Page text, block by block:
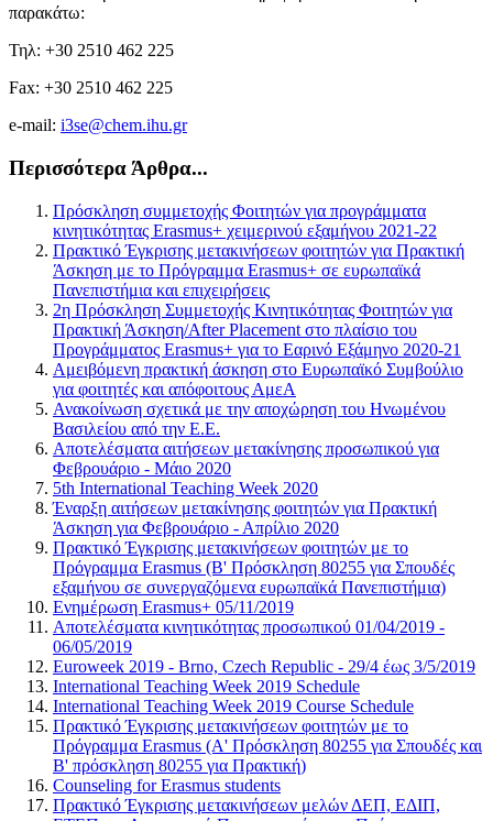
παρακάτω:
Τηλ: +30 2510 462 225
Fax: +30 2510 462 225
e-mail: i3se@chem.ihu.gr
Περισσότερα Άρθρα...
Πρόσκληση συμμετοχής Φοιτητών για προγράμματα
κινητικότητας Erasmus+ χειμερινού εξαμήνου 2021-22
Πρακτικό Έγκρισης μετακινήσεων φοιτητών για Πρακτική
Άσκηση με το Πρόγραμμα Erasmus+ σε ευρωπαϊκά
Πανεπιστήμια και επιχειρήσεις
2η Πρόσκληση Συμμετοχής Κινητικότητας Φοιτητών για
Πρακτική Άσκηση/After Placement στο πλαίσιο του
Προγράμματος Erasmus+ για το Εαρινό Εξάμηνο 2020-21
Αμειβόμενη πρακτική άσκηση στο Ευρωπαϊκό Συμβούλιο
για φοιτητές και απόφοιτους ΑμεΑ
Ανακοίνωση σχετικά με την αποχώρηση του Ηνωμένου
Βασιλείου από την Ε.Ε.
Αποτελέσματα αιτήσεων μετακίνησης προσωπικού για
Φεβρουάριο - Μάιο 2020
5th International Teaching Week 2020
Έναρξη αιτήσεων μετακίνησης φοιτητών για Πρακτική
Άσκηση για Φεβρουάριο - Απρίλιο 2020
Πρακτικό Έγκρισης μετακινήσεων φοιτητών με το
Πρόγραμμα Erasmus (B' Πρόσκληση 80255 για Σπουδές
εξαμήνου σε συνεργαζόμενα ευρωπαϊκά Πανεπιστήμια)
Ενημέρωση Erasmus+ 05/11/2019
Αποτελέσματα κινητικότητας προσωπικού 01/04/2019 -
06/05/2019
Euroweek 2019 - Brno, Czech Republic - 29/4 έως 3/5/2019
International Teaching Week 2019 Schedule
International Teaching Week 2019 Course Schedule
Πρακτικό Έγκρισης μετακινήσεων φοιτητών με το
Πρόγραμμα Erasmus (Α' Πρόσκληση 80255 για Σπουδές και
Β' πρόσκληση 80255 για Πρακτική)
Counseling for Erasmus students
Πρακτικό Έγκρισης μετακινήσεων μελών ΔΕΠ, ΕΔΙΠ,